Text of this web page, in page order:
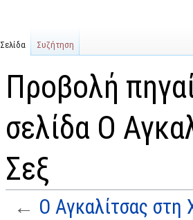
Προβολή
σελίδα Ο
Σεξ
← Ο Αγκαλίτσας στη
Σελίδα Συζήτηση